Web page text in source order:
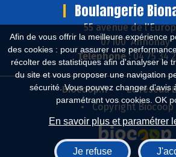
Afin de vous offrir la meilleure expérience
des cookies : pour assurer une
récolter des statistiques afin d'analyser le
du site et vous proposer une navigation
sécurité. Vous pouvez changer d'avis
paramétrant vos cookies. OK
En savoir plus et paramétrer
Je refuse
Boulangerie
55 avenue de
07100 Annonay
Téléphone :04 75 34
Biocoop.fr
Le réseau
Copyright Biocoop